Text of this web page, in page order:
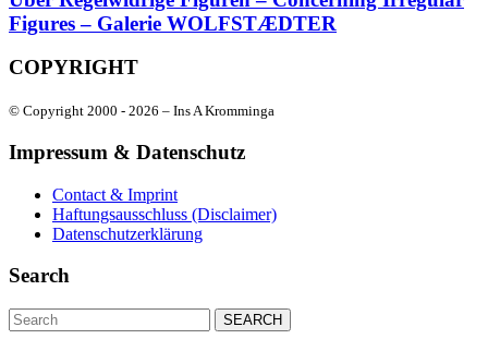
Figures – Galerie WOLFSTÆDTER
COPYRIGHT
© Copyright 2000 - 2026 – Ins A Kromminga
Impressum & Datenschutz
Contact & Imprint
Haftungsausschluss (Disclaimer)
Datenschutzerklärung
Search
Search